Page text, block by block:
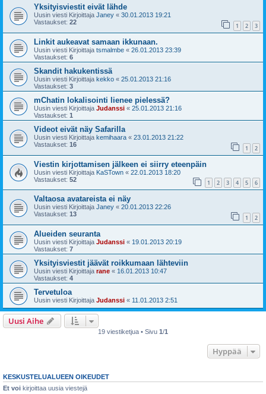
Yksityisviestit eivät lähde
Uusin viesti Kirjoittaja Janey « 30.01.2013 19:21
Vastaukset: 22 1 2 3
Linkit aukeavat samaan ikkunaan.
Uusin viesti Kirjoittaja tsmalmbe « 26.01.2013 23:39
Vastaukset: 6
Skandit hakukentissä
Uusin viesti Kirjoittaja kekko « 25.01.2013 21:16
Vastaukset: 3
mChatin lokalisointi lienee pielessä?
Uusin viesti Kirjoittaja Judanssi « 25.01.2013 21:16
Vastaukset: 1
Videot eivät näy Safarilla
Uusin viesti Kirjoittaja kemihaara « 23.01.2013 21:22
Vastaukset: 16 1 2
Viestin kirjottamisen jälkeen ei siirry eteenpäin
Uusin viesti Kirjoittaja KaSTown « 22.01.2013 18:20
Vastaukset: 52 1 2 3 4 5 6
Valtaosa avatareista ei näy
Uusin viesti Kirjoittaja Janey « 20.01.2013 22:26
Vastaukset: 13 1 2
Alueiden seuranta
Uusin viesti Kirjoittaja Judanssi « 19.01.2013 20:19
Vastaukset: 7
Yksityisviestit jäävät roikkumaan lähteviin
Uusin viesti Kirjoittaja rane « 16.01.2013 10:47
Vastaukset: 4
Tervetuloa
Uusin viesti Kirjoittaja Judanssi « 11.01.2013 2:51
Uusi Aihe
19 viestiketjua • Sivu 1/1
Hyppää
KESKUSTELUALUEEN OIKEUDET
Et voi kirjoittaa uusia viestejä